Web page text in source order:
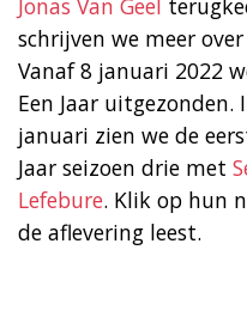
schrijven we meer
Vanaf 8 januari 2022
Een Jaar uitgezonden.
januari zien we de
Jaar seizoen drie met
Lefebure. Klik op hun
de aflevering leest.